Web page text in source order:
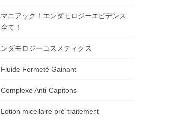
マニアック！エンダモロジーエビデンス
て！
ンダモロジーコスメティクス
Fluide Fermeté Gainant
Complexe Anti-Capitons
Lotion micellaire pré-traitement